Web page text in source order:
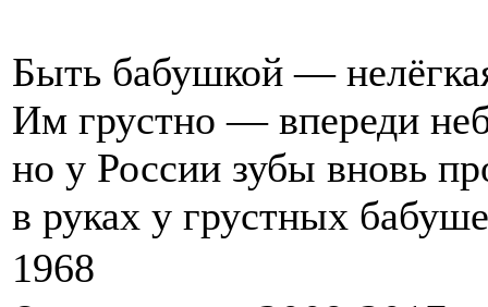
Быть бабушкой —
Им грустно — впереди
но у России зубы вновь
в руках у грустных
1968